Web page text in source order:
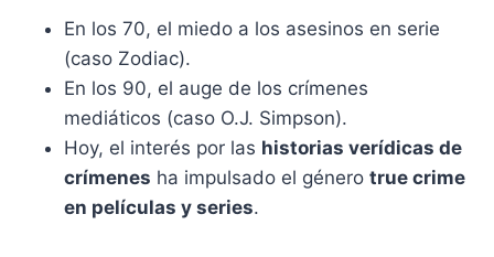
En los 70, el miedo a los asesinos en serie
(caso Zodiac).
En los 90, el auge de los crímenes
mediáticos (caso O.J. Simpson).
Hoy, el interés por las historias verídicas de
crímenes ha impulsado el género true crime
en películas y series.